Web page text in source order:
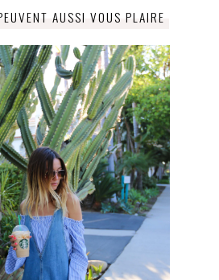
AUSSI VOUS PLAIRE